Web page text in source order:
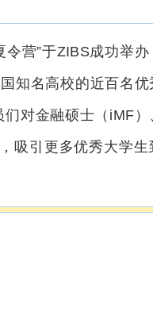
营”于ZIBS成功举办
知名高校的近百名优
对金融硕士（iMF）
吸引更多优秀大学生